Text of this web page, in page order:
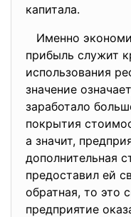
капитала.
Именно
прибыль служит
использования
значение
заработало
покрытия
а значит,
дополнительная
предоставил ей
обратная, то это
предприятие